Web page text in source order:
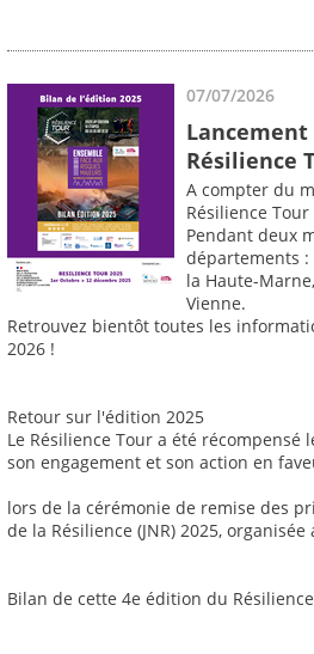
07/07/2026
Résilience
A compter du
Résilience
Pendant deux
départements :
la Haute-
Vienne.
Retrouvez bientôt toutes les
2026 !
Retour sur l'édition 2025
Le Résilience Tour a été récompensé
son engagement et son action en
lors de la cérémonie de remise des
de la Résilience (JNR) 2025,
Bilan de cette 4e édition du